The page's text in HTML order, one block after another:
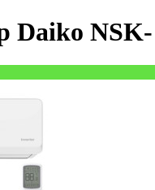
Daiko